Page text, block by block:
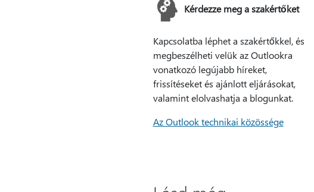
Kérdezze meg a szakértőket
Kapcsolatba léphet a szakértőkkel, és
megbeszélheti velük az Outlookra
vonatkozó legújabb híreket,
frissítéseket és ajánlott eljárásokat,
valamint elolvashatja a blogunkat.
Az Outlook technikai közössége